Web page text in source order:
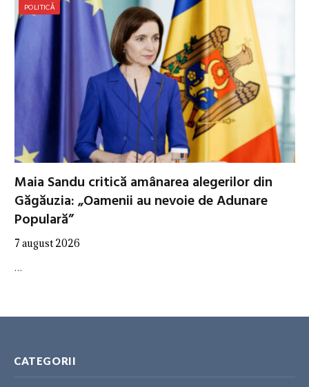
POLITICĂ
Maia Sandu critică amânarea alegerilor din
Găgăuzia: „Oamenii au nevoie de Adunare
Populară”
7 august 2026
…
CATEGORII